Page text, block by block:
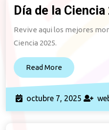
Día de la Ciencia
Revive aqui los mejores
Ciencia 2025.
Read MoreRead
More
octubre 7, 2025 octubre
7,